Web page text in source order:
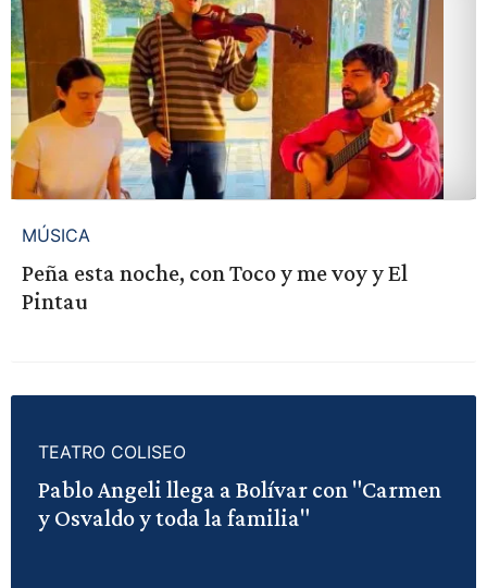
MÚSICA
Peña esta noche, con Toco y me voy y El
Pintau
TEATRO COLISEO
Pablo Angeli llega a Bolívar con "Carmen
y Osvaldo y toda la familia"